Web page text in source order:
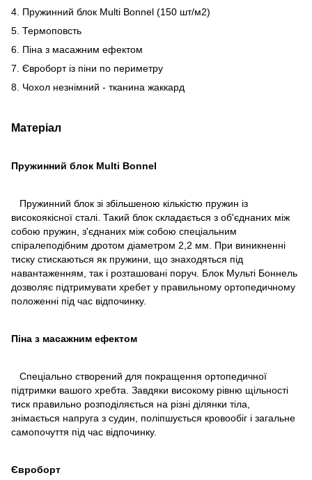
4. Пружинний блок Multi Bonnel (150 шт/м2)
5. Термоповсть
6. Піна з масажним ефектом
7. Євроборт із піни по периметру
8. Чохол незнімний - тканина жаккард
Матеріал
Пружинний блок Multi Bonnel
Пружинний блок зі збільшеною кількістю пружин із
високоякісної сталі. Такий блок складається з об'єднаних між
собою пружин, з'єднаних між собою спеціальним
спіралеподібним дротом діаметром 2,2 мм. При виникненні
тиску стискаються як пружини, що знаходяться під
навантаженням, так і розташовані поруч. Блок Мульті Боннель
дозволяє підтримувати хребет у правильному ортопедичному
положенні під час відпочинку.
Піна з масажним ефектом
Спеціально створений для покращення ортопедичної
підтримки вашого хребта. Завдяки високому рівню щільності
тиск правильно розподіляється на різні ділянки тіла,
знімається напруга з судин, поліпшується кровообіг і загальне
самопочуття під час відпочинку.
Євроборт